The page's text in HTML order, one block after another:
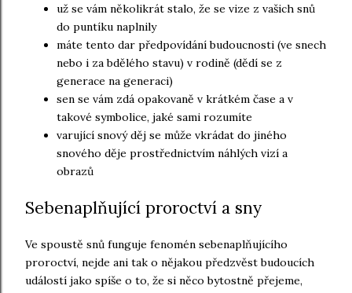
už se vám několikrát stalo, že se vize z vašich snů
do puntíku naplnily
máte tento dar předpovídání budoucnosti (ve snech
nebo i za bdělého stavu) v rodině (dědí se z
generace na generaci)
sen se vám zdá opakovaně v krátkém čase a v
takové symbolice, jaké sami rozumíte
varující snový děj se může vkrádat do jiného
snového děje prostřednictvím náhlých vizí a
obrazů
Sebenaplňující proroctví a sny
Ve spoustě snů funguje fenomén sebenaplňujícího
proroctví, nejde ani tak o nějakou předzvěst budoucích
událostí jako spíše o to, že si něco bytostně přejeme,